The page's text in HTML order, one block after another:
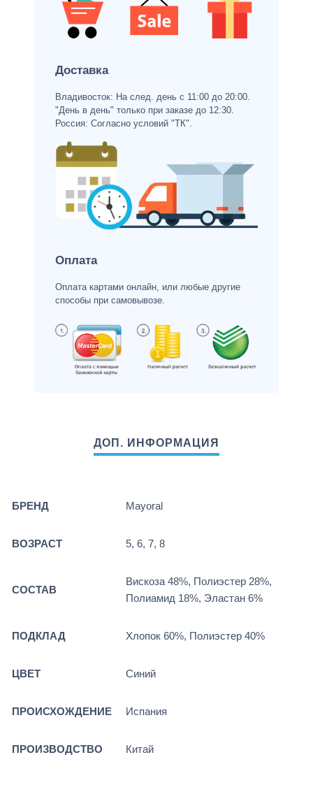
Доставка
Владивосток: На след. день с 11:00 до 20:00.
"День в день" только при заказе до 12:30.
Россия: Согласно условий "ТК".
Оплата
Оплата картами онлайн, или любые другие
способы при самовывозе.
БРЕНД Mayoral
ВОЗРАСТ 5, 6, 7, 8
СОСТАВ
Вискоза 48%, Полиэстер 28%,
Полиамид 18%, Эластан 6%
ПОДКЛАД Хлопок 60%, Полиэстер 40%
ЦВЕТ Синий
ПРОИСХОЖДЕНИЕ Испания
ПРОИЗВОДСТВО Китай